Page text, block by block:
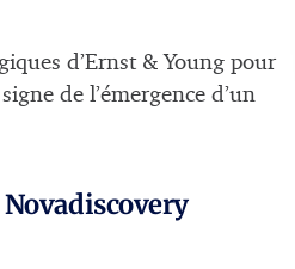
d’Ernst & Young pour
de l’émergence d’un